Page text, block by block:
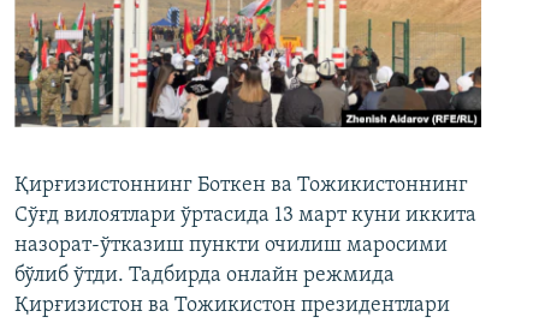
Қирғизистоннинг Боткен ва Тожикистоннинг
Сўғд вилоятлари ўртасида 13 март куни иккита
назорат-ўтказиш пункти очилиш маросими
бўлиб ўтди. Тадбирда онлайн режмида
Қирғизистон ва Тожикистон президентлари